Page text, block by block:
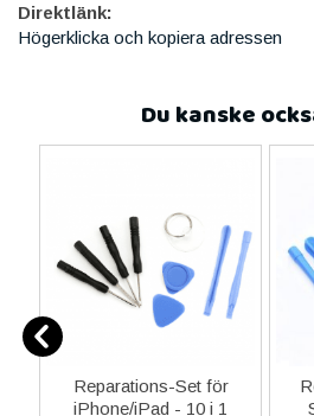
Direktlänk:
Högerklicka och kopiera adressen
Du kanske
Reparations-Set för
iPhone/iPad - 10 i 1